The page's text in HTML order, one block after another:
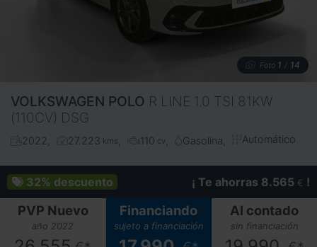
Foto 1 / 14
VOLKSWAGEN POLO R LINE 1.0 TSI 81KW
(110CV) DSG
2022 27.223 kms 110 cv Gasolina Automático
32% descuento ¡ Te ahorras 8.565 € !
PVP Nuevo
año 2022
Financiando
sujeto a financiación
Al contado
sin financiación